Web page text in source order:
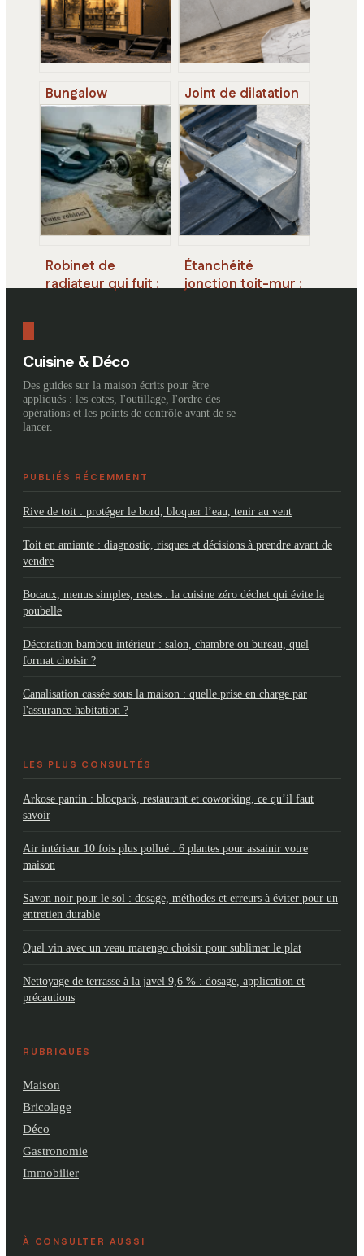
Bungalow
préfabriqué : 2,34
m de hauteur et 4
critères
techniques pour
réussir votre
installation
Joint de dilatation
invisible : 16 m²
pour préserver
l’esthétique et la
structure de votre
carrelage
Robinet de
radiateur qui fuit :
Étanchéité
jonction toit-mur :
Cuisine & Déco
Des guides sur la maison écrits pour être
appliqués : les cotes, l'outillage, l'ordre des
opérations et les points de contrôle avant de se
lancer.
PUBLIÉS RÉCEMMENT
Rive de toit : protéger le bord, bloquer l’eau, tenir au vent
Toit en amiante : diagnostic, risques et décisions à prendre avant de
vendre
Bocaux, menus simples, restes : la cuisine zéro déchet qui évite la
poubelle
Décoration bambou intérieur : salon, chambre ou bureau, quel
format choisir ?
Canalisation cassée sous la maison : quelle prise en charge par
l'assurance habitation ?
LES PLUS CONSULTÉS
Arkose pantin : blocpark, restaurant et coworking, ce qu’il faut
savoir
Air intérieur 10 fois plus pollué : 6 plantes pour assainir votre
maison
Savon noir pour le sol : dosage, méthodes et erreurs à éviter pour un
entretien durable
Quel vin avec un veau marengo choisir pour sublimer le plat
Nettoyage de terrasse à la javel 9,6 % : dosage, application et
précautions
RUBRIQUES
Maison
Bricolage
Déco
Gastronomie
Immobilier
À CONSULTER AUSSI